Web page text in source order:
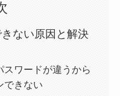
ない原因と解決
スワードが違うから
できない